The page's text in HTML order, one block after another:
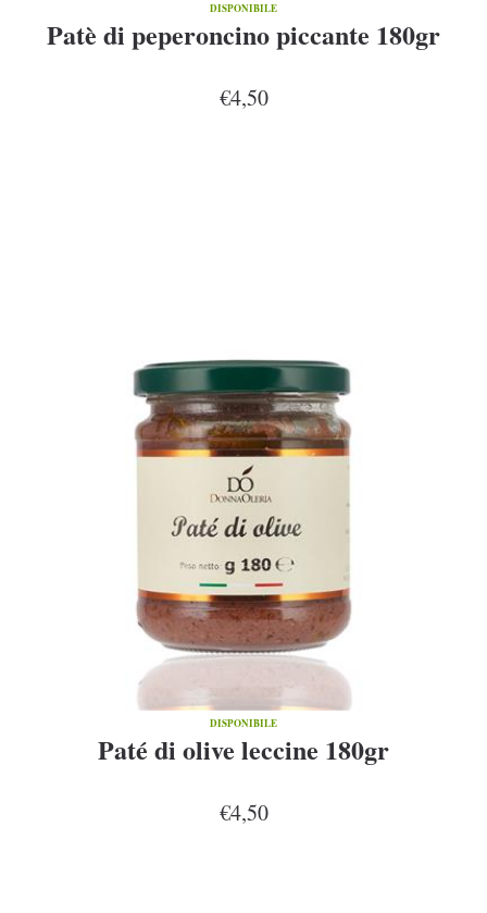
DISPONIBILE
Patè di peperoncino piccante 180gr
€4,50
DISPONIBILE
Paté di olive leccine 180gr
€4,50